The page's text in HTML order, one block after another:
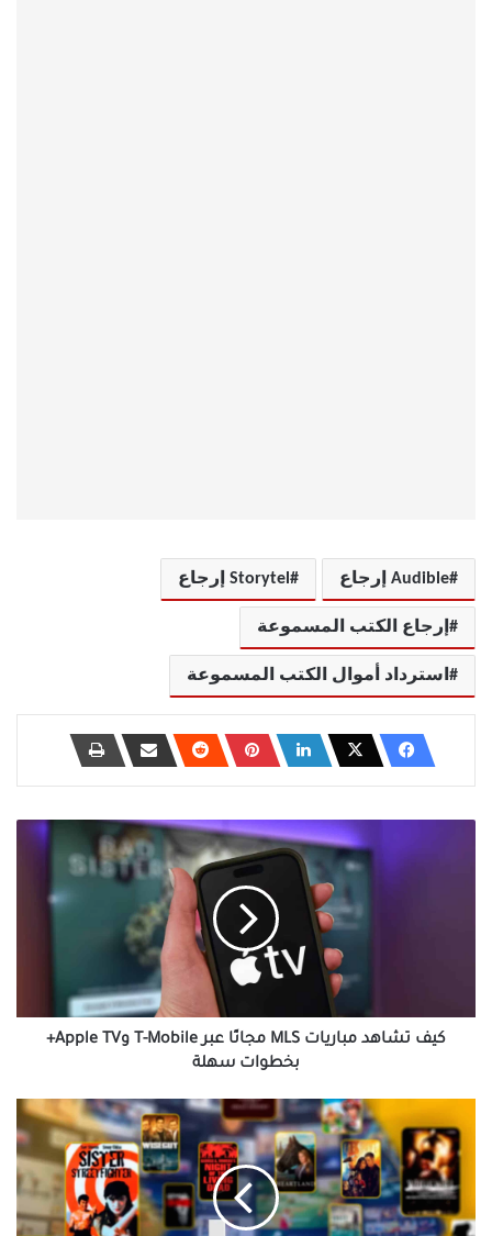
Audible إرجاع Storytel إرجاع
إرجاع الكتب المسموعة
استرداد أموال الكتب المسموعة
وApple
كيف تشاهد مباريات MLS مجانًا عبر T-Mobile وApple TV+
بخطوات سهلة
Plex
Media
Server
بدون
اتصال